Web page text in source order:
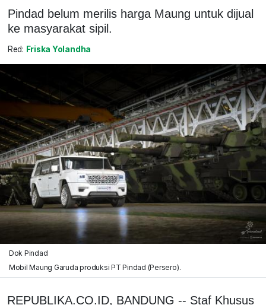
Pindad belum merilis harga Maung untuk dijual
ke masyarakat sipil.
Red: Friska Yolandha
Dok Pindad
Mobil Maung Garuda produksi PT Pindad (Persero).
REPUBLIKA.CO.ID, BANDUNG -- Staf Khusus